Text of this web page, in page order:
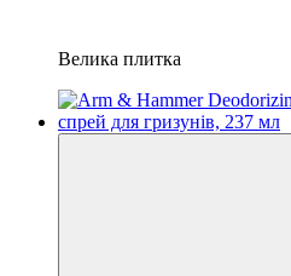
Велика плитка